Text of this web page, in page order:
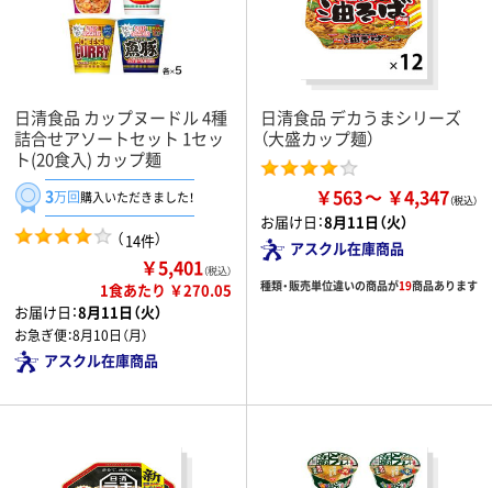
日清食品 カップヌードル 4種
詰合せアソートセット 1セッ
ト(20食入) カップ麺
3万回購入いただきました！
（14件）
￥5,401（税込）
1食あたり ￥270.05
お届け日：8月11日（火）
お急ぎ便：8月10日（月）
アスクル在庫商品
日清食品 デカうまシリーズ
（大盛カップ麺）
￥563 ￥4,347
お届け日：8月11日（火）
アスクル在庫商品
種類・販売単位違いの商品が19商品あります